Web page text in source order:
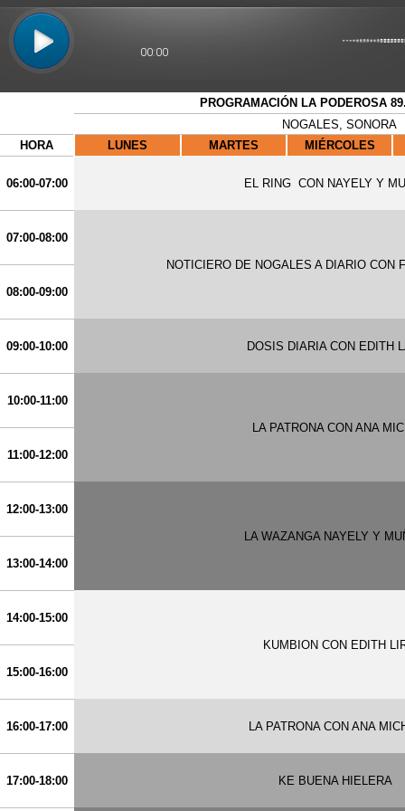
00:00
PROGRAMACIÓN LA PODEROSA
NOGALES, SONORA
HORA
LUNES MARTES MIÉRCOLES
06:00-07:00 EL RING CON NAYELY Y
07:00-08:00
NOTICIERO DE NOGALES A DIARIO CON
08:00-09:00
09:00-10:00 DOSIS DIARIA CON EDITH
10:00-11:00
LA PATRONA CON ANA
11:00-12:00
12:00-13:00
LA WAZANGA NAYELY Y
13:00-14:00
14:00-15:00
KUMBION CON EDITH
15:00-16:00
16:00-17:00 LA PATRONA CON ANA
17:00-18:00 KE BUENA HIELERA